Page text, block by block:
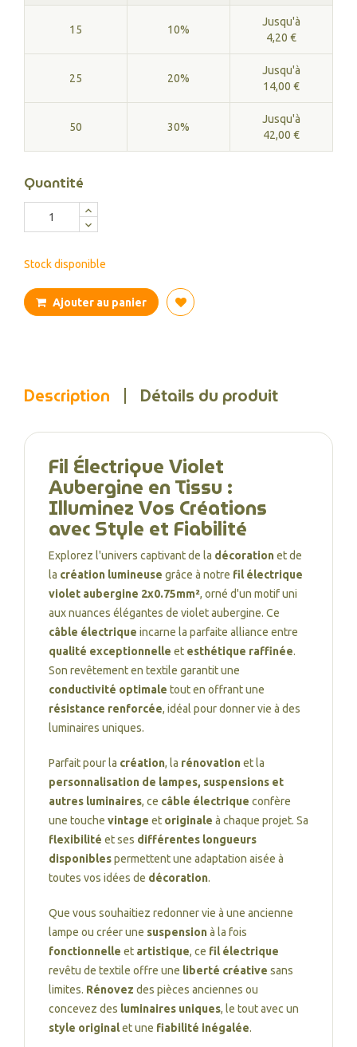
15 10%
Jusqu'à
4,20 €
25 20%
Jusqu'à
14,00 €
50 30%
Jusqu'à
42,00 €
Quantité
Stock disponible
Ajouter au panier
Description Détails du produit
Fil Électrique Violet
Aubergine en Tissu :
Illuminez Vos Créations
avec Style et Fiabilité
Explorez l'univers captivant de la décorationet de
la création lumineuse grâce à notre fil électrique
violet aubergine 2x0.75mm², orné d'un motif uni
aux nuances élégantes de violet aubergine. Ce
câble électrique incarne la parfaite alliance entre
qualité exceptionnelle et esthétique raffinée.
Son revêtement en textile garantit une
conductivité optimale tout en offrant une
résistance renforcée, idéal pour donner vie à des
luminaires uniques.
Parfait pour la création, la rénovationet la
personnalisation de lampes, suspensions et
autres luminaires, ce câble électrique confère
une touche vintage et originale à chaque projet. Sa
flexibilité et ses différentes longueurs
disponiblespermettent une adaptation aisée à
toutes vos idées de décoration.
Que vous souhaitiez redonner vie à une ancienne
lampe ou créer une suspensionà la fois
fonctionnelle et artistique, ce fil électrique
revêtu de textile offre une liberté créative sans
limites. Rénovez des pièces anciennes ou
concevez des luminaires uniques, le tout avec un
style originalet une fiabilité inégalée.